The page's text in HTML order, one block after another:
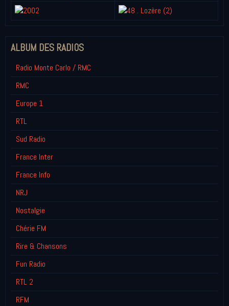
ALBUM DES RADIOS
Radio Monte Carlo / RMC
RMC
Europe 1
RTL
Sud Radio
France Inter
France Info
NRJ
Nostalgie
Chérie FM
Rire & Chansons
Fun Radio
RTL 2
RFM